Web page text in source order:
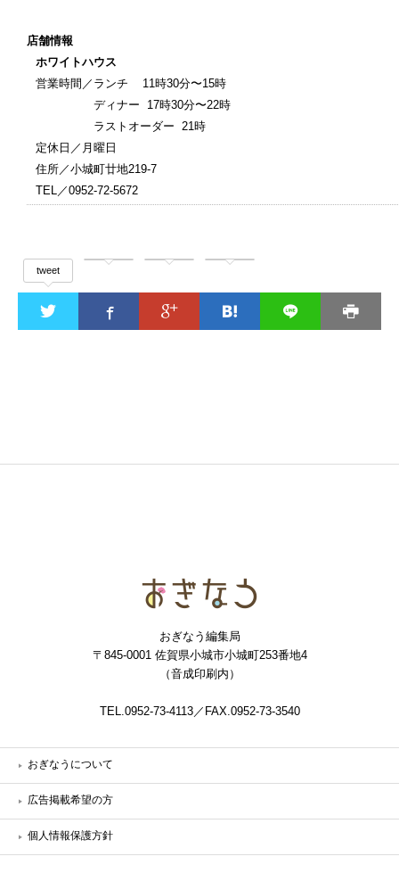
店舗情報
ホワイトハウス
営業時間／ランチ 11時30分〜15時
ディナー 17時30分〜22時
ラストオーダー 21時
定休日／月曜日
住所／小城町廿地219-7
TEL／0952-72-5672
tweet
おぎなう編集局
〒845-0001 佐賀県小城市小城町253番地4
（音成印刷内）
TEL.0952-73-4113／FAX.0952-73-3540
おぎなうについて
広告掲載希望の方
個人情報保護方針